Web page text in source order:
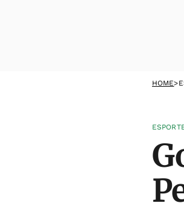
HOME>